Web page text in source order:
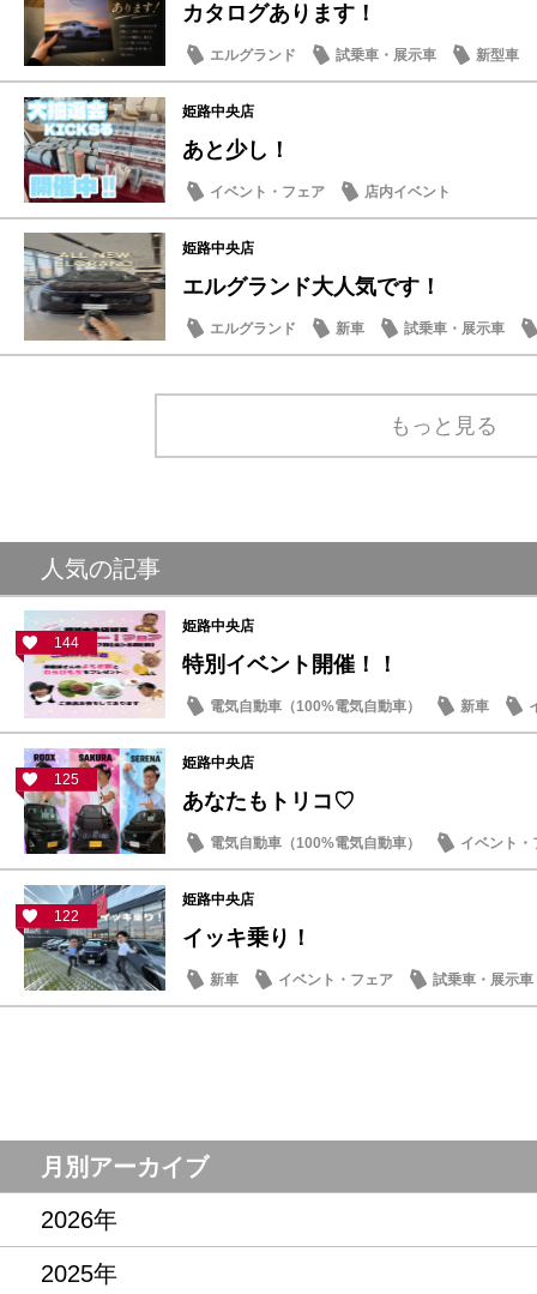
カタログあります！
エルグランド 試乗車・展示車 新型車
姫路中央店
あと少し！
イベント・フェア 店内イベント
姫路中央店
エルグランド大人気です！
エルグランド 新車 試乗車・展示車
もっと見る
人気の記事
144
姫路中央店
特別イベント開催！！
電気自動車（100%電気自動車） 新車
記念品・プレゼント
125
姫路中央店
あなたもトリコ♡
電気自動車（100%電気自動車） イベント・
122
姫路中央店
イッキ乗り！
新車 イベント・フェア 試乗車・展示車
月別アーカイブ
2026年
2025年